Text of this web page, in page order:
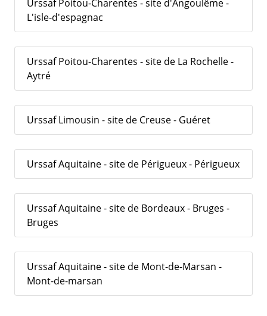
Urssaf Poitou-Charentes - site d'Angoulême -
L'isle-d'espagnac
Urssaf Poitou-Charentes - site de La Rochelle -
Aytré
Urssaf Limousin - site de Creuse - Guéret
Urssaf Aquitaine - site de Périgueux - Périgueux
Urssaf Aquitaine - site de Bordeaux - Bruges -
Bruges
Urssaf Aquitaine - site de Mont-de-Marsan -
Mont-de-marsan